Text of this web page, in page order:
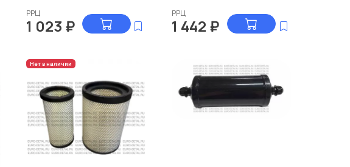
РРЦ
1 023 ₽
РРЦ
1 442 ₽
Нет в наличии